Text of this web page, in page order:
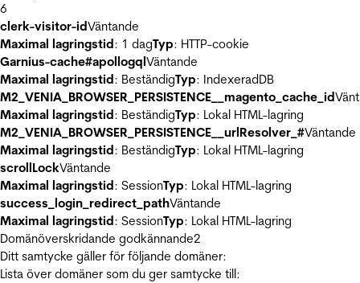
6
clerk-visitor-idVäntande
Maximal lagringstid: 1 dagTyp: HTTP-cookie
Garnius-cache#apollogqlVäntande
Maximal lagringstid: BeständigTyp: IndexeradDB
M2_VENIA_BROWSER_PERSISTENCE__magento_cache_id
Maximal lagringstid: BeständigTyp: Lokal HTML-lagring
M2_VENIA_BROWSER_PERSISTENCE__urlResolver_#Väntande
Maximal lagringstid: BeständigTyp: Lokal HTML-lagring
scrollLockVäntande
Maximal lagringstid: SessionTyp: Lokal HTML-lagring
success_login_redirect_pathVäntande
Maximal lagringstid: SessionTyp: Lokal HTML-lagring
Domänöverskridande godkännande2
Ditt samtycke gäller för följande domäner:
Lista över domäner som du ger samtycke till: